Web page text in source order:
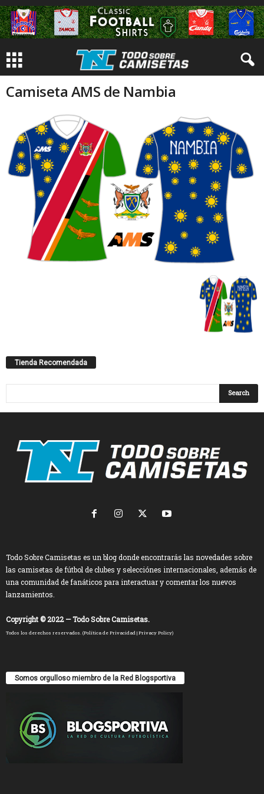
Camiseta AMS de Nambia
Tienda Recomendada
Todo Sobre Camisetas es un blog donde encontrarás las novedades sobre
las camisetas de fútbol de clubes y selecciónes internacionales, además de
una comunidad de fanáticos para interactuar y comentar los nuevos
lanzamientos.
Copyright © 2022 — Todo Sobre Camisetas.
Todos los derechos reservados. (Política de Privacidad | Privacy Policy)
Somos orgulloso miembro de la Red Blogsportiva